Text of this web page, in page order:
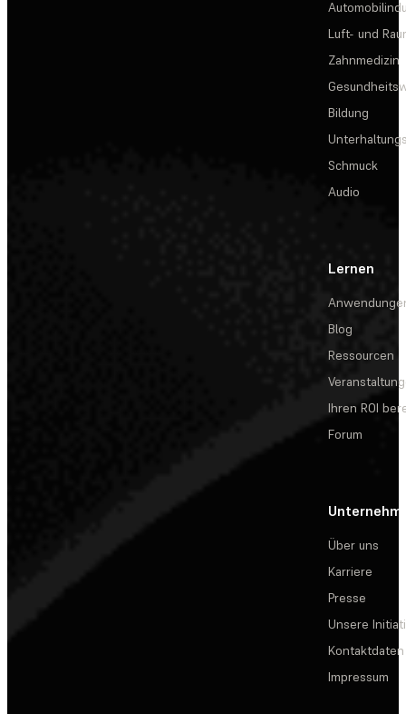
Luft- und
Zahnmedizin
Bildung
Schmuck
Audio
Lernen
Blog
Ressourcen
Ihren ROI
Forum
Über uns
Karriere
Presse
Unsere
Kontaktdaten
Impressum